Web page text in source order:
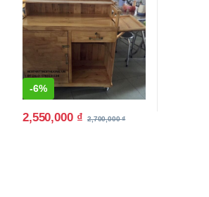
-6%
2,550,000 ₫ 2,700,000₫